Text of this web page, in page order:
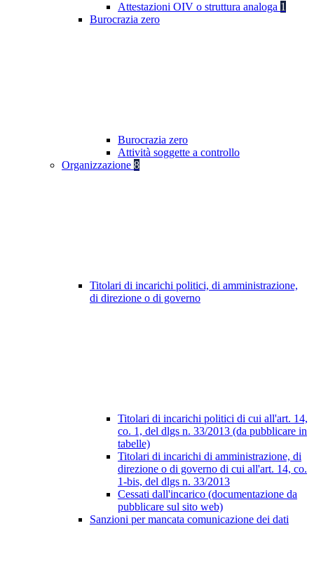
Attestazioni OIV o struttura analoga 1
Burocrazia zero
Burocrazia zero
Attività soggette a controllo
Organizzazione 8
Titolari di incarichi politici, di amministrazione,
di direzione o di governo
Titolari di incarichi politici di cui all'art. 14,
co. 1, del dlgs n. 33/2013 (da pubblicare in
tabelle)
Titolari di incarichi di amministrazione, di
direzione o di governo di cui all'art. 14, co.
1-bis, del dlgs n. 33/2013
Cessati dall'incarico (documentazione da
pubblicare sul sito web)
Sanzioni per mancata comunicazione dei dati